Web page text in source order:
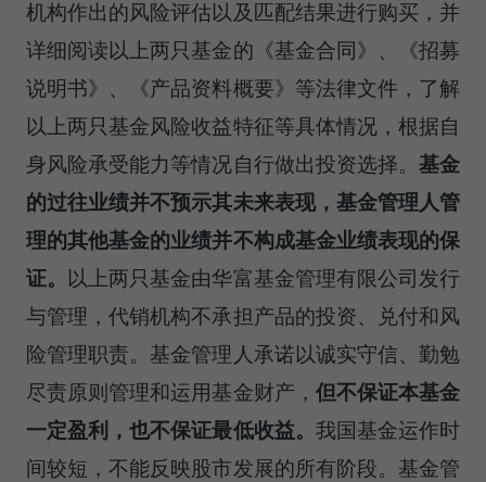
机构作出的风险评估以及匹配结果进行购买，并
详细阅读以上两只基金的《基金合同》、《招募
说明书》、《产品资料概要》等法律文件，了解
以上两只基金风险收益特征等具体情况，根据自
身风险承受能力等情况自行做出投资选择。基金
的过往业绩并不预示其未来表现，基金管理人管
理的其他基金的业绩并不构成基金业绩表现的保
证。
以上两只基金由华富基金管理有限公司发行
与管理，代销机构不承担产品的投资、兑付和风
险管理职责。基金管理人承诺以诚实守信、勤勉
尽责原则管理和运用基金财产， 但不保证本基金
一定盈利，也不保证最低收益。 我国基金运作时
间较短，不能反映股市发展的所有阶段。基金管